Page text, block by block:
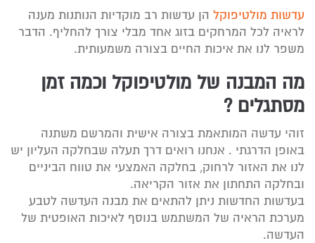
עדשות מולטיפוקל הן עדשות רב מוקדיות הנותנות מענה
לראיה לכל המרחקים בזוג אחד מבלי צורך להחליף. הדבר
משפר לנו את איכות החיים בצורה משמעותית.
מה המבנה של מולטיפוקל וכמה זמן
מסתגלים ?
זוהי עדשה המותאמת בצורה אישית והמרשם משתנה
באופן הדרגתי . אנחנו רואים דרך תעלה שבחלקה העליון יש
לנו את האזור לרחוק, בחלקה האמצעי את טווח הביניים
ובחלקה התחתון את אזור הקריאה.
בעדשות החדשות ניתן להתאים את מבנה העדשה לטבע
מערכת הראיה של המשתמש בנוסף לאיכות האופטית של
העדשה.